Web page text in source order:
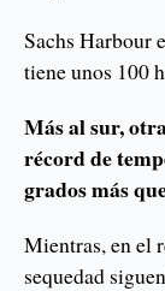
Sachs Harbour
tiene unos 100
Más al sur,
récord de
grados más
Mientras, en el
sequedad